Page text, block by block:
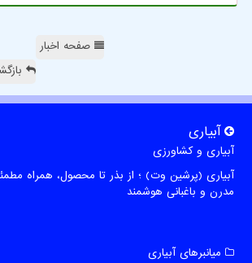
صفحه اخبار
آبیاری
آبیاری و کشاورزی
آبیاری (پرشین وت) ؛ از بذر تا محصول، همراه
مدرن و باغبانی هوشمند
میانبرهای آبیاری